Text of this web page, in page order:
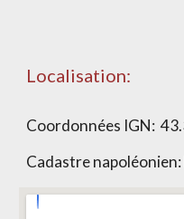
Localisation:
Coordonnées IGN:
Cadastre napoléonien: